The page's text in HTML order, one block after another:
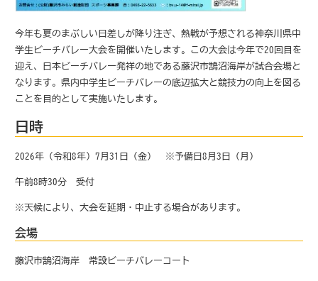
今年も夏のまぶしい日差しが降り注ぎ、熱戦が予想される神奈川県中
学生ビーチバレー大会を開催いたします。この大会は今年で20回目を
迎え、日本ビーチバレー発祥の地である藤沢市鵠沼海岸が試合会場と
なります。県内中学生ビーチバレーの底辺拡大と競技力の向上を図る
ことを目的として実施いたします。
日時
2026年（令和8年）7月31日（金） ※予備日8月3日（月）
午前8時30分 受付
※天候により、大会を延期・中止する場合があります。
会場
藤沢市鵠沼海岸 常設ビーチバレーコート